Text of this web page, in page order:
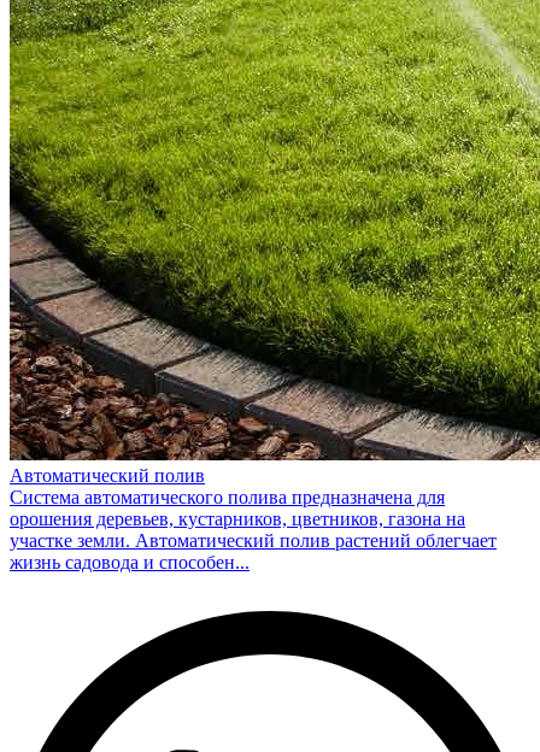
Автоматический полив
Система автоматического полива предназначена для
орошения деревьев, кустарников, цветников, газона на
участке земли. Автоматический полив растений облегчает
жизнь садовода и способен...